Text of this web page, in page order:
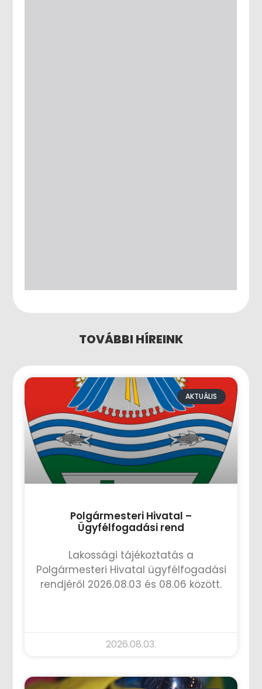
TOVÁBBI HÍREINK
AKTUÁLIS
Polgármesteri Hivatal –
Ügyfélfogadási rend
Lakossági tájékoztatás a
Polgármesteri Hivatal ügyfélfogadási
rendjéről 2026.08.03 és 08.06 között.
2026.08.03.